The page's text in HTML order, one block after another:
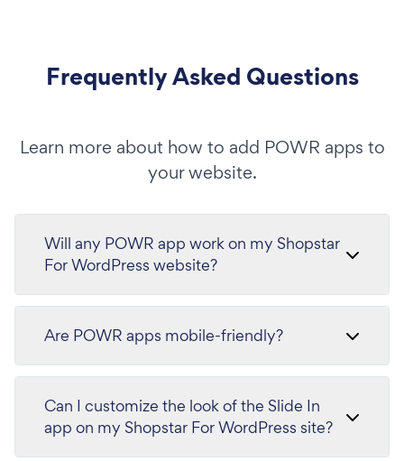
Frequently Asked Questions
Learn more about how to add POWR apps to
your website.
Will any POWR app work on my Shopstar
For WordPress website?
Are POWR apps mobile-friendly?
Can I customize the look of the Slide In
app on my Shopstar For WordPress site?